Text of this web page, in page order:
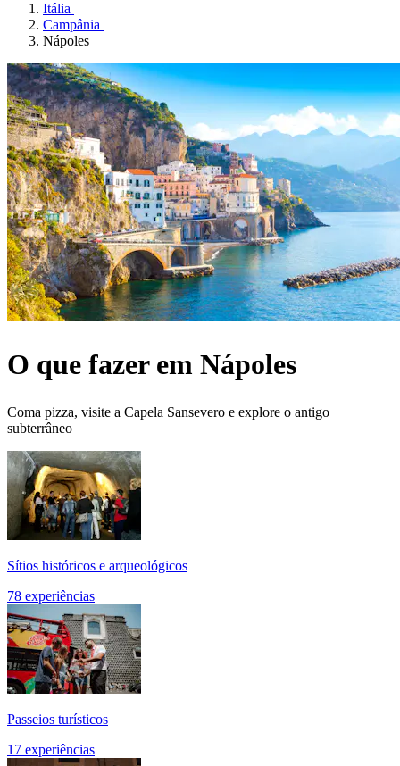
Itália
Campânia
Nápoles
O que fazer em Nápoles
Coma pizza, visite a Capela Sansevero e explore o antigo
subterrâneo
Sítios históricos e arqueológicos
78 experiências
Passeios turísticos
17 experiências